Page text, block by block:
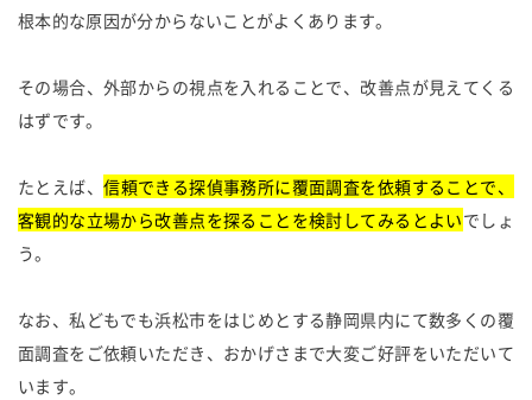
根本的な原因が分からないことがよくあります。
その場合、外部からの視点を入れることで、改善点が見えてくる
はずです。
たとえば、信頼できる探偵事務所に覆面調査を依頼することで、
客観的な立場から改善点を探ることを検討してみるとよいでしょ
う。
なお、私どもでも浜松市をはじめとする静岡県内にて数多くの覆
面調査をご依頼いただき、おかげさまで大変ご好評をいただいて
います。